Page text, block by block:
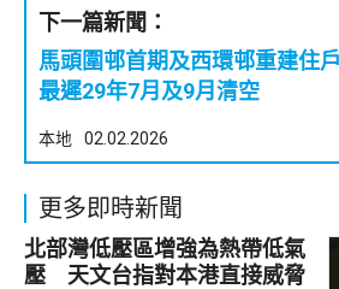
下一篇新聞：
馬頭圍邨首期及西環邨重建住
最遲29年7月及9月清空
本地 02.02.2026
更多即時新聞
北部灣低壓區增強為熱帶低氣
壓 天文台指對本港直接威脅